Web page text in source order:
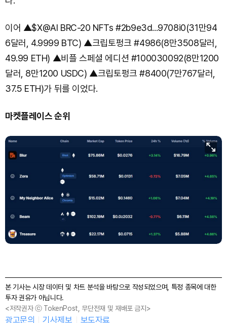
이어 ▲$X@AI BRC-20 NFTs #2b9e3d...9708i0(31만94
6달러, 4.9999 BTC) ▲크립토펑크 #4986(8만3508달러,
49.99 ETH) ▲비플 스페셜 에디션 #100030092(8만1200
달러, 8만1200 USDC) ▲크립토펑크 #8400(7만767달러,
37.5 ETH)가 뒤를 이었다.
마켓플레이스 순위
본 기사는 시장 데이터 및 차트 분석을 바탕으로 작성되었으며, 특정 종목에 대한
투자 권유가 아닙니다.
<저작권자 ⓒ TokenPost, 무단전재 및 재배포 금지>
광고문의 기사제보 보도자료